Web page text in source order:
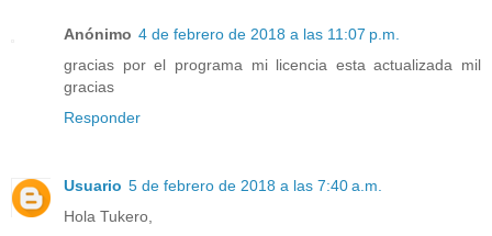
Anónimo 4 de febrero de 2018 a las 11:07 p.m.
gracias por el programa mi licencia esta actualizada mil
gracias
Responder
Usuario 5 de febrero de 2018 a las 7:40 a.m.
Hola Tukero,